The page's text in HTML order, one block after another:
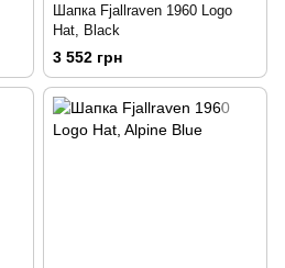
Шапка Fjallraven 1960 Logo
Hat, Black
3 552 грн